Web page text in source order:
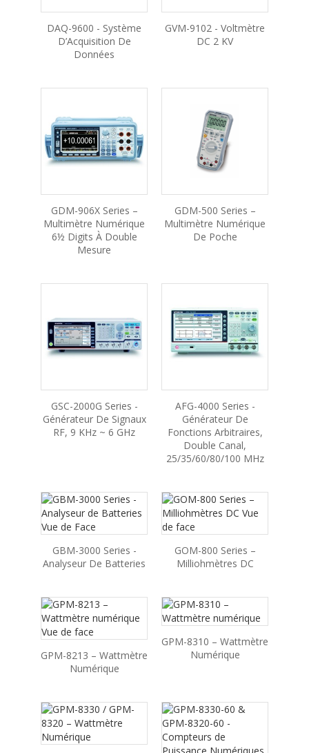
DAQ-9600 - Système
D’Acquisition De
Données
GVM-9102 - Voltmètre
DC 2 KV
GDM-906X Series –
Multimètre Numérique
6½ Digits À Double
Mesure
GDM-500 Series –
Multimètre Numérique
De Poche
GSC-2000G Series -
Générateur De Signaux
RF, 9 KHz ~ 6 GHz
AFG-4000 Series -
Générateur De
Fonctions Arbitraires,
Double Canal,
25/35/60/80/100 MHz
GBM-3000 Series -
Analyseur De Batteries
GOM-800 Series –
Milliohmètres DC
GPM-8213 – Wattmètre
Numérique
GPM-8310 – Wattmètre
Numérique